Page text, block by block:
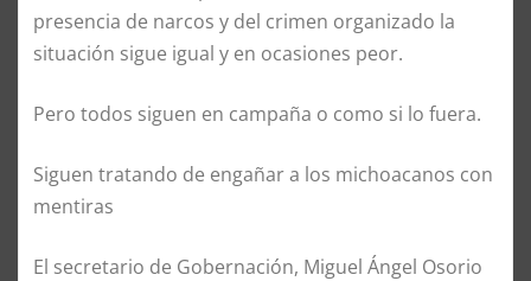
presencia de narcos y del crimen organizado la
situación sigue igual y en ocasiones peor.
Pero todos siguen en campaña o como si lo fuera.
Siguen tratando de engañar a los michoacanos con
mentiras
El secretario de Gobernación, Miguel Ángel Osorio